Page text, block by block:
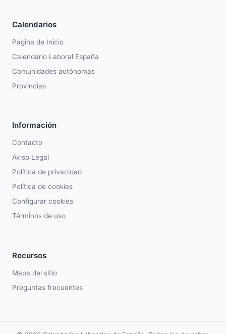
Calendarios
Página de Inicio
Calendario Laboral España
Comunidades autónomas
Provincias
Información
Contacto
Aviso Legal
Política de privacidad
Política de cookies
Configurar cookies
Términos de uso
Recursos
Mapa del sitio
Preguntas frecuentes